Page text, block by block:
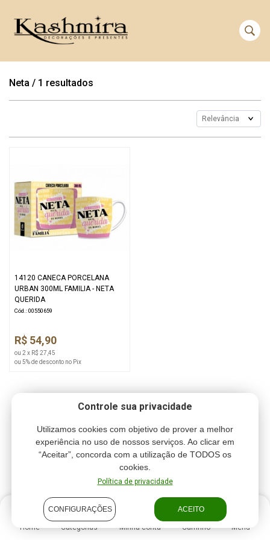
Controle sua privacidade
Utilizamos cookies com objetivo de prover a melhor
experiência no uso de nossos serviços. Ao clicar em
“Aceitar”, concorda com a utilização de TODOS os
cookies.
Política de privacidade
CONFIGURAÇÕES ACEITO
Home Categorias Minha conta Carrinho Menu
Neta / 1 resultados
14120 CANECA PORCELANA
URBAN 300ML FAMILIA - NETA
QUERIDA
Cód.: 00550659
R$ 54,90
ou 2 x R$ 27,45
ou 5% de desconto no Pix